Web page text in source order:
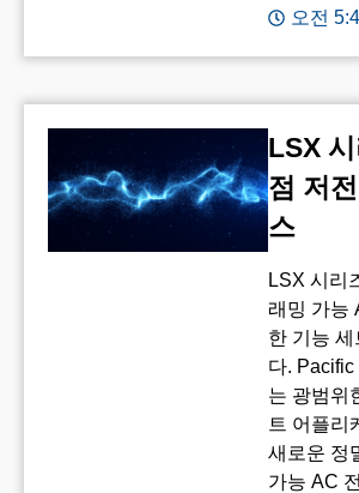
오전
LSX
점 저
스
LSX 시리
래밍 가능
한 기능 세
다.
는 광범위
트 어플리
새로운 정
가능 AC